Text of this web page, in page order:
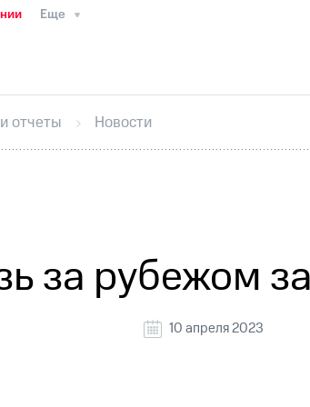
Еще
ИнтервьюФинансовая
секретарьРаскрытие
кабинет акционераАкционерный
отчеты Новости
за рубежом
10 апреля 2023